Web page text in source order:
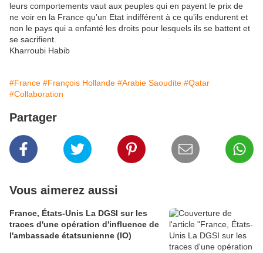
leurs comportements vaut aux peuples qui en payent le prix de
ne voir en la France qu’un Etat indifférent à ce qu’ils endurent et
non le pays qui a enfanté les droits pour lesquels ils se battent et
se sacrifient.
Kharroubi Habib
#France #François Hollande #Arabie Saoudite #Qatar
#Collaboration
Partager
Vous aimerez aussi
France, États-Unis La DGSI sur les
traces d'une opération d'influence de
l'ambassade étatsunienne (IO)